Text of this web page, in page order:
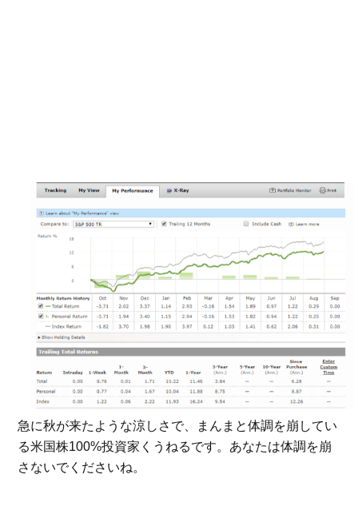
急に秋が来たような涼しさで、まんまと体調を崩してい
る米国株100%投資家くうねるです。あなたは体調を崩
さないでくださいね。